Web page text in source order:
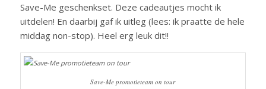
Save-Me geschenkset. Deze cadeautjes mocht ik
uitdelen! En daarbij gaf ik uitleg (lees: ik praatte de hele
middag non-stop). Heel erg leuk dit!!
Save-Me promotieteam on tour